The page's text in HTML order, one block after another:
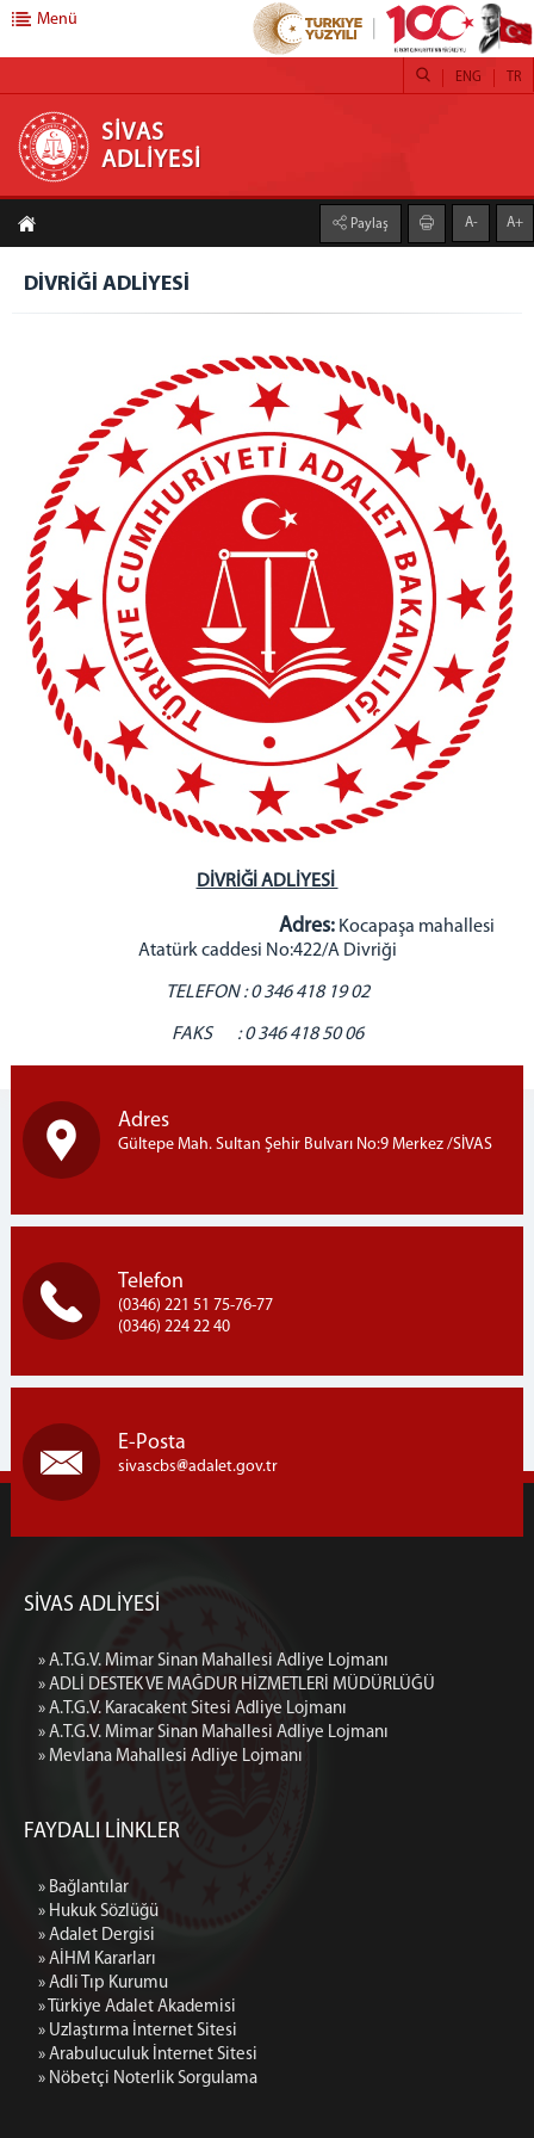
SİVAS ADLİYESİ
ADLİYEMİZ
SİVAS İDARE MAHKEMESİ BAŞKANLIĞI
CEZA İNFAZ KURUMLARI
BİLGİLENDİRME
BİLİRKİŞİ LİSTESİ
BAŞSAVCILIK
CUMHURİYET BAŞSAVCIMIZ
CUMHURİYET BAŞSAVCI VEKİLLERİ
BAŞSAVCILIK BİRİMLERİ
BİLGİ İŞLEM MÜDÜRLÜĞÜ
Tüm Şifrelerinizi Alma
E-İmza Yeni Şifre Alma
E-İmza Başvuru Yapma
İcra/İnfaz/Çocuk Mahkemeleri
HUKUK MAHKEMELERİ
Asliye Hukuk Mahkemeleri
Sulh Hukuk Mahkemeleri
Aile Mahkemeleri
İş/Kadastro Mahkemeleri
Hakim/Cumhuriyet Savcısı
GEMEREK
Hakim/Cumhuriyet Savcısı
GÜRÜN
İMRANLI
Hakim/Cumhuriyet Savcısı
KANGAL
Hakim/Cumhuriyet Savcısı
Hakim/Cumhuriyet Savcısı
Hakim/Cumhuriyet Savcısı
ZARA
Hakim/Cumhuriyet Savcısı
Menü
SİVAS
ADLİYESİ
TR
ENG
Paylaş A- A+
DİVRİĞİ ADLİYESİ
DİVRİĞİ ADLİYESİ
Adres: Kocapaşa mahallesi
Atatürk caddesi No:422/A Divriği
TELEFON : 0 346 418 19 02
FAKS : 0 346 418 50 06
Adres
Gültepe Mah. Sultan Şehir Bulvarı No:9 Merkez /SİVAS
Telefon
(0346) 221 51 75-76-77
(0346) 224 22 40
E-Posta
sivascbs adalet.gov.tr
SİVAS ADLİYESİ
» A.T.G.V. Mimar Sinan Mahallesi Adliye Lojmanı
» ADLİ DESTEK VE MAĞDUR HİZMETLERİ MÜDÜRLÜĞÜ
» A.T.G.V. Karacakent Sitesi Adliye Lojmanı
» A.T.G.V. Mimar Sinan Mahallesi Adliye Lojmanı
» Mevlana Mahallesi Adliye Lojmanı
FAYDALI LİNKLER
» Bağlantılar
» Hukuk Sözlüğü
» Adalet Dergisi
» AİHM Kararları
» Adli Tıp Kurumu
» Türkiye Adalet Akademisi
» Uzlaştırma İnternet Sitesi
» Arabuluculuk İnternet Sitesi
» Nöbetçi Noterlik Sorgulama